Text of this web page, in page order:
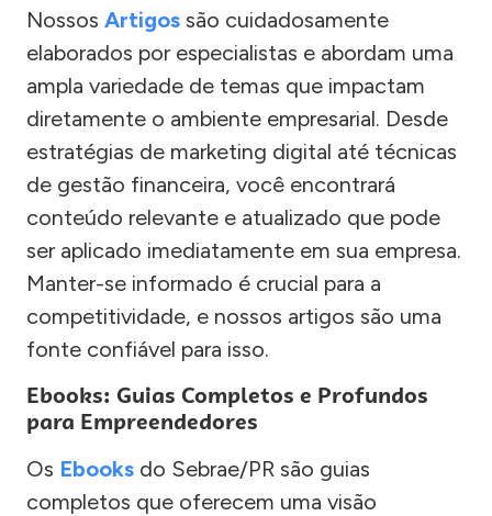
Nossos Artigos são cuidadosamente
elaborados por especialistas e abordam uma
ampla variedade de temas que impactam
diretamente o ambiente empresarial. Desde
estratégias de marketing digital até técnicas
de gestão financeira, você encontrará
conteúdo relevante e atualizado que pode
ser aplicado imediatamente em sua empresa.
Manter-se informado é crucial para a
competitividade, e nossos artigos são uma
fonte confiável para isso.
Ebooks: Guias Completos e Profundos
para Empreendedores
Os Ebooks do Sebrae/PR são guias
completos que oferecem uma visão